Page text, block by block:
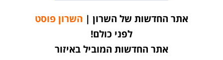
אתר החדשות של השרון | השרון פוסט
לפני כולם!
אתר החדשות המוביל באיזור